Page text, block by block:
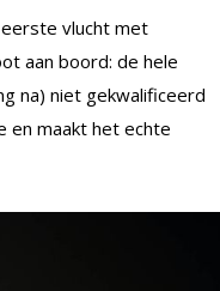
vlucht met
aan boord: de hele
na) niet gekwalificeerd
en maakt het echte